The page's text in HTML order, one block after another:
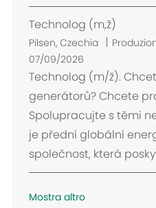
n
e
Technolog (m,ž)
U
b
i
c
a
i
o
n
e
Pilsen, Czechia
07/09/2026
Technolog (m/ž).
generátorů? Chcete
Spolupracujte s těmi
je přední globální
společnost, která
Mostra altro